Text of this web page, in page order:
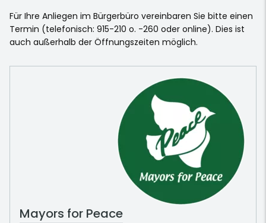
Für Ihre Anliegen im Bürgerbüro vereinbaren Sie bitte einen
Termin (telefonisch: 915-210 o. -260 oder online). Dies ist
auch außerhalb der Öffnungszeiten möglich.
Mayors for Peace